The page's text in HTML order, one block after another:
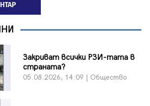
Закриват всички РЗИ-тата в
страната?
05.08.2026, 14:09 | Общество